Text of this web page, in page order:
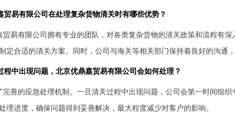
贸易有限公司在处理复杂货物清关时有哪些优势？
贸易有限公司拥有专业的团队，对各类复杂货物的清关政策和流程有
定合适的清关方案。同时，公司与海关等相关部门保持着良好的沟通
程中出现问题，北京优鼎嘉贸易有限公司会如何处理？
完善的应急处理机制。一旦清关过程中出现问题，公司会第一时间组
理进度，确保问题得到妥善解决，最大程度减少对客户的影响。